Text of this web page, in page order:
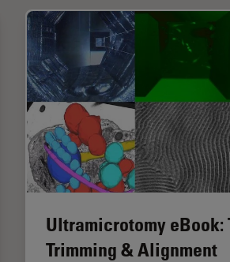
Ultramicrotomy eBook:
Trimming & Alignment